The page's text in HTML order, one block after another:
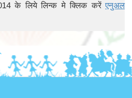
के लिये लिन्क मे क्लिक करेंएनुअल